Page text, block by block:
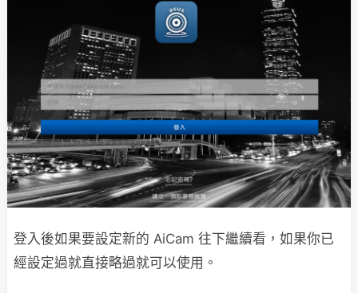
登入後如果要設定新的 AiCam 往下繼續看，如果你已
經設定過就直接略過就可以使用。